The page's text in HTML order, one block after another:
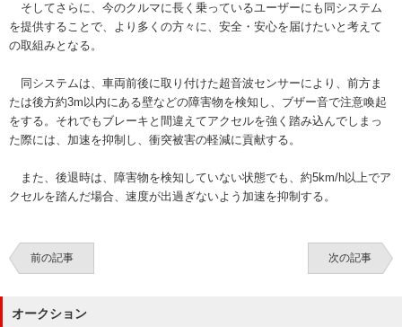
そしてさらに、今のクルマに長く乗っているユーザーにも同システム
を提供することで、より多くの方々に、安全・安心を届けたいと考えて
の取組みとなる。
同システムは、車両前後に取り付けた超音波センサーにより、前方ま
たは後方約3m以内にある壁などの障害物を検知し、ブザー音で注意喚起
をする。それでもブレーキと間違えてアクセルを強く踏み込んでしまっ
た際には、加速を抑制し、衝突被害の軽減に貢献する。
また、後退時は、障害物を検知していない状態でも、約5km/h以上でア
クセルを踏んだ場合、速度が出過ぎないよう加速を抑制する。
前の記事 次の記事
オークション